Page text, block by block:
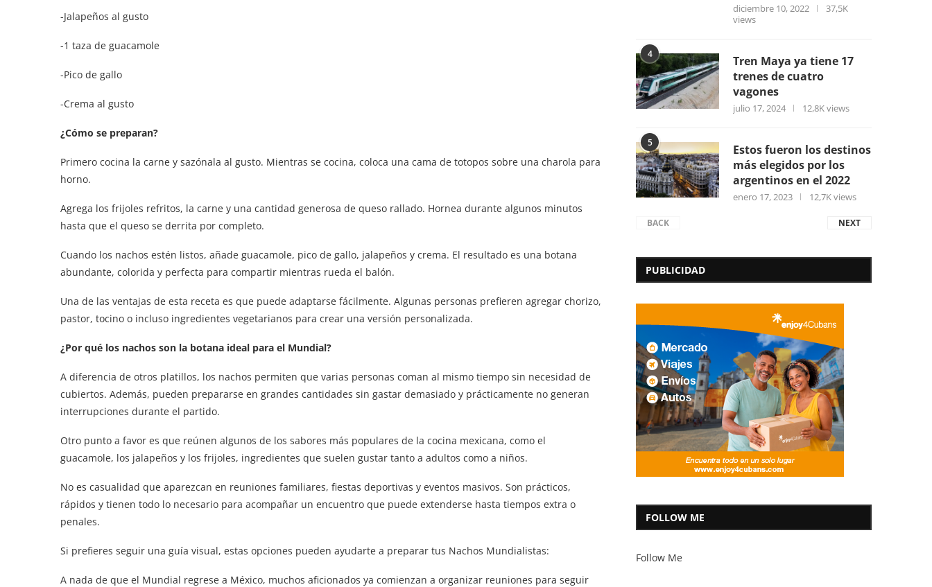
-Jalapeños al gusto
-1 taza de guacamole
-Pico de gallo
-Crema al gusto
¿Cómo se preparan?
Primero cocina la carne y sazónala al gusto. Mientras se cocina, coloca una cama de totopos sobre una charola para
horno.
Agrega los frijoles refritos, la carne y una cantidad generosa de queso rallado. Hornea durante algunos minutos
hasta que el queso se derrita por completo.
Cuando los nachos estén listos, añade guacamole, pico de gallo, jalapeños y crema. El resultado es una botana
abundante, colorida y perfecta para compartir mientras rueda el balón.
Una de las ventajas de esta receta es que puede adaptarse fácilmente. Algunas personas prefieren agregar chorizo,
pastor, tocino o incluso ingredientes vegetarianos para crear una versión personalizada.
¿Por qué los nachos son la botana ideal para el Mundial?
A diferencia de otros platillos, los nachos permiten que varias personas coman al mismo tiempo sin necesidad de
cubiertos. Además, pueden prepararse en grandes cantidades sin gastar demasiado y prácticamente no generan
interrupciones durante el partido.
Otro punto a favor es que reúnen algunos de los sabores más populares de la cocina mexicana, como el
guacamole, los jalapeños y los frijoles, ingredientes que suelen gustar tanto a adultos como a niños.
No es casualidad que aparezcan en reuniones familiares, fiestas deportivas y eventos masivos. Son prácticos,
rápidos y tienen todo lo necesario para acompañar un encuentro que puede extenderse hasta tiempos extra o
penales.
Si prefieres seguir una guía visual, estas opciones pueden ayudarte a preparar tus Nachos Mundialistas:
A nada de que el Mundial regrese a México, muchos aficionados ya comienzan a organizar reuniones para seguir
diciembre 10, 2022
37,5K
views
4
Tren Maya ya tiene 17
trenes de cuatro
vagones
julio 17, 2024 12,8K views
5
Estos fueron los destinos
más elegidos por los
argentinos en el 2022
enero 17, 2023 12,7K views
BACK NEXT
PUBLICIDAD
FOLLOW ME
Follow Me